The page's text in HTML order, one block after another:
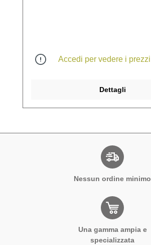
Accedi per vedere i prezzi
Dettagli
Nessun ordine minimo
Una gamma ampia e
specializzata